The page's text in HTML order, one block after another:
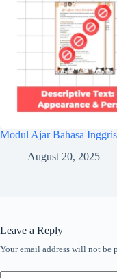
Modul Ajar Bahasa
August 20, 2025
Leave a Reply
Your email address will not be